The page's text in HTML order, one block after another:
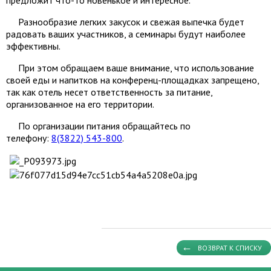
Разнообразие легких закусок и свежая выпечка будет
радовать ваших участников, а семинары будут наиболее
эффективны.
При этом обращаем ваше внимание, что использование
своей еды и напитков на конференц-площадках запрещено,
так как отель несет ответственность за питание,
организованное на его территории.
По организации питания обращайтесь по
телефону: 8(3822) 543-800.
ВОЗВРАТ К СПИСКУ